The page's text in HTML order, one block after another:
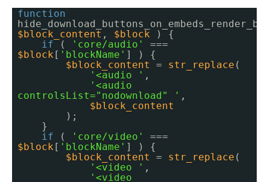
function
$block_content , $block
) {
if
( 'core/audio'
===
$block [ 'blockName' ] ) {
$block_content
= str_replace (
'<audio ' ,
'<audio
controlsList="nodownload" ' ,
$block_content
);
}
if
( 'core/video'
===
$block [ 'blockName' ] ) {
$block_content
= str_replace (
'<video ' ,
'<video